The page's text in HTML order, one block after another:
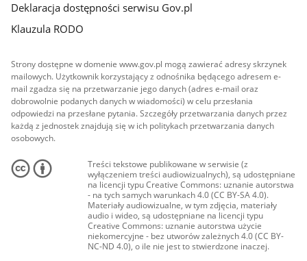
Deklaracja dostępności serwisu Gov.pl
Klauzula RODO
Strony dostępne w domenie www.gov.pl mogą zawierać adresy skrzynek
mailowych. Użytkownik korzystający z odnośnika będącego adresem e-
mail zgadza się na przetwarzanie jego danych (adres e-mail oraz
dobrowolnie podanych danych w wiadomości) w celu przesłania
odpowiedzi na przesłane pytania. Szczegóły przetwarzania danych przez
każdą z jednostek znajdują się w ich politykach przetwarzania danych
osobowych.
Treści tekstowe publikowane w serwisie (z
wyłączeniem treści audiowizualnych), są udostępniane
na licencji typu Creative Commons: uznanie autorstwa
- na tych samych warunkach 4.0 (CC BY-SA 4.0).
Materiały audiowizualne, w tym zdjęcia, materiały
audio i wideo, są udostępniane na licencji typu
Creative Commons: uznanie autorstwa użycie
niekomercyjne - bez utworów zależnych 4.0 (CC BY-
NC-ND 4.0), o ile nie jest to stwierdzone inaczej.